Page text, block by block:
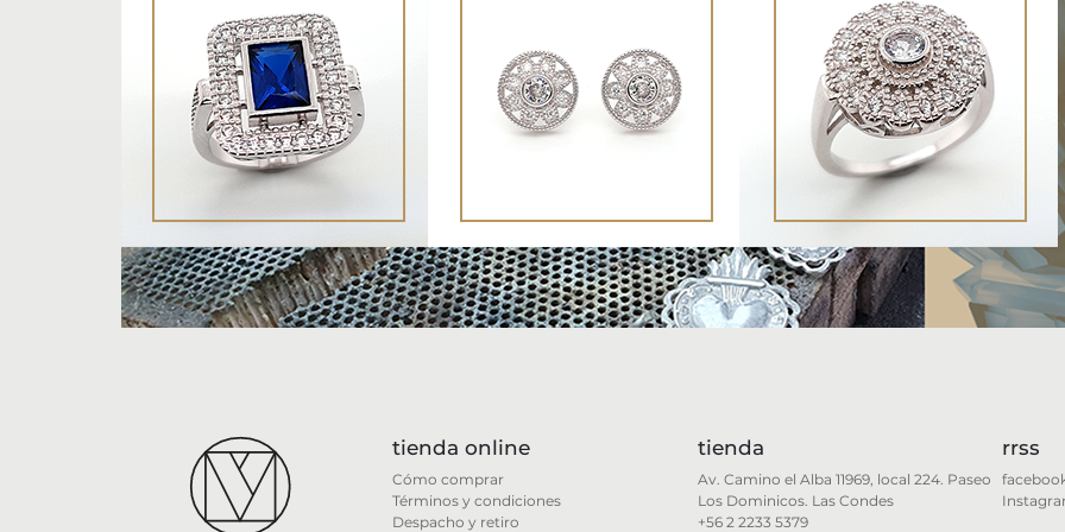
tienda online
Cómo comprar
Términos y condiciones
Despacho y retiro
tienda
Av. Camino el Alba 11969, local 224. Paseo
Los Dominicos. Las Condes
+56 2 2233 5379
rrss